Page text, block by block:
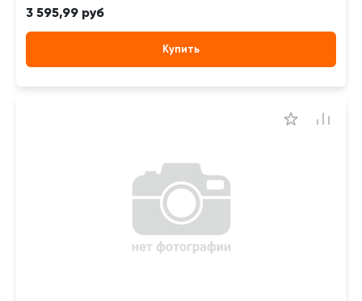
3 595,99 руб
Купить